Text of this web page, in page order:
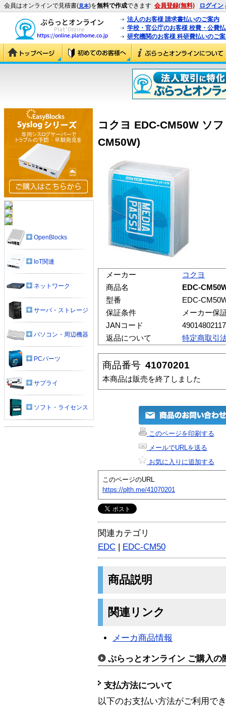
会員はオンラインで見積書(見本)を無料で作成できます 会員登録(無料) ログイン
法人のお客様 請求書払いのご案内
学校・官公庁のお客様 校費・公費
研究機関のお客様 科研費払いのご
コクヨ EDC-CM50W ソ
CM50W)
メーカー
コクヨ
商品名
EDC-
型番
EDC-
保証条件
メーカー保
JANコード
返品について
特定商取引
商品番号 41070201
本商品は販売を終了しました
このページを印刷する
メールでURLを送る
お気に入りに追加する
このページのURL
https://plth.me/41070201
関連カテゴリ
EDC | EDC-CM50
商品説明
関連リンク
メーカ商品情報
ぷらっとオンライン ご購入の
支払方法について
以下のお支払い方法がご利用で
OpenBlocks
IoT関連
ネットワーク
サーバ・ストレージ
パソコン・周辺機器
PCパーツ
サプライ
ソフト・ライセンス